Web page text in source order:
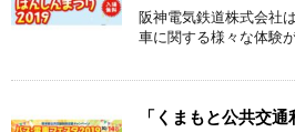
阪神電気鉄道株式会社
車に関する様々な体験
「くまもと公共交